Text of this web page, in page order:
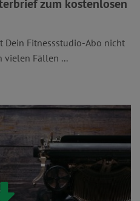
zum kostenlosen
Dein Fitnessstudio-Abo nicht
vielen Fällen ...